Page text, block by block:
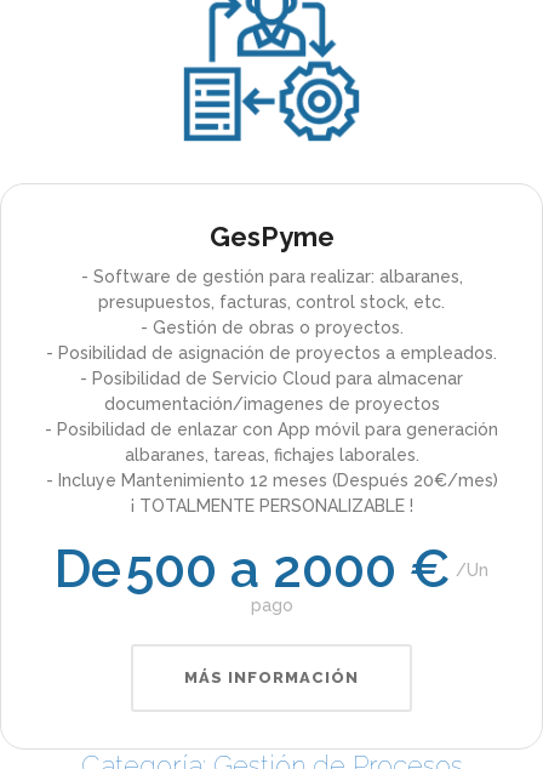
GesPyme
- Software de gestión para realizar: albaranes,
presupuestos, facturas, control stock, etc.
- Gestión de obras o proyectos.
- Posibilidad de asignación de proyectos a empleados.
- Posibilidad de Servicio Cloud para almacenar
documentación/imagenes de proyectos
- Posibilidad de enlazar con App móvil para generación
albaranes, tareas, fichajes laborales.
- Incluye Mantenimiento 12 meses (Después 20€/mes)
¡ TOTALMENTE PERSONALIZABLE !
De500 a 2000 €
Un
pago
MÁS INFORMACIÓN